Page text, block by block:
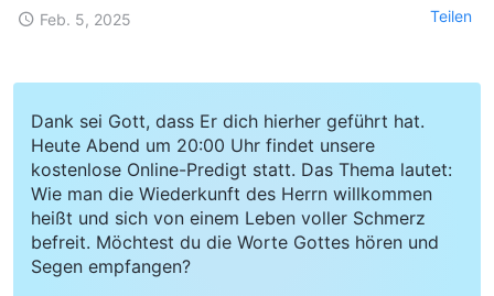
Feb. 5, 2025 Teilen
Dank sei Gott, dass Er dich hierher geführt hat.
Heute Abend um 20:00 Uhr findet unsere
kostenlose Online-Predigt statt. Das Thema lautet:
Wie man die Wiederkunft des Herrn willkommen
heißt und sich von einem Leben voller Schmerz
befreit. Möchtest du die Worte Gottes hören und
Segen empfangen?